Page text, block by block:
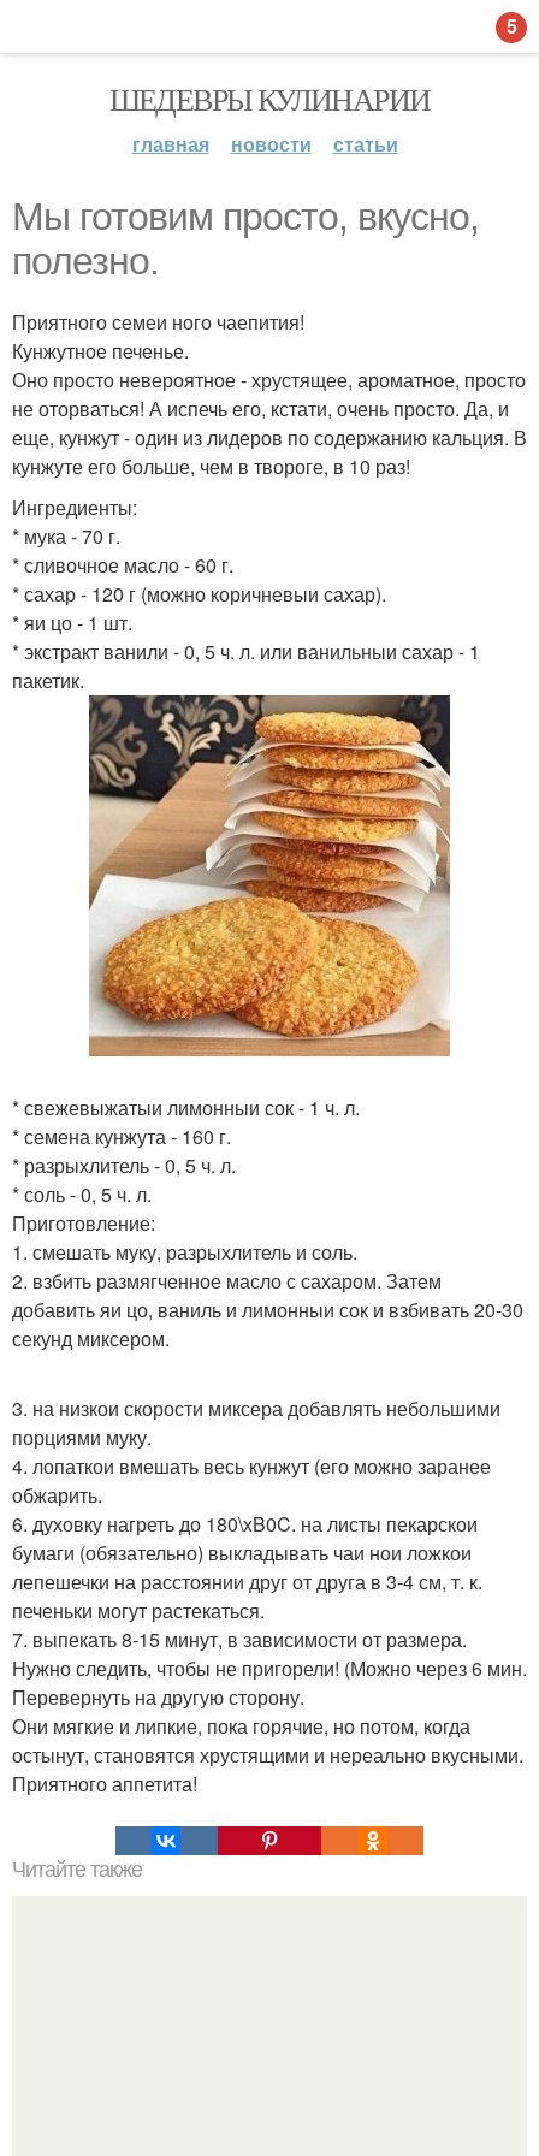
ШЕДЕВРЫ КУЛИНАРИИ
главная новости статьи
Мы готовим просто, вкусно,
полезно.
Приятного семеи ного чаепития!
Кунжутное печенье.
Оно просто невероятное - хрустящее, ароматное, просто
не оторваться! А испечь его, кстати, очень просто. Да, и
еще, кунжут - один из лидеров по содержанию кальция. В
кунжуте его больше, чем в твороге, в 10 раз!
Ингредиенты:
* мука - 70 г.
* сливочное масло - 60 г.
* сахар - 120 г (можно коричневыи сахар).
* яи цо - 1 шт.
* экстракт ванили - 0, 5 ч. л. или ванильныи сахар - 1
пакетик.
* свежевыжатыи лимонныи сок - 1 ч. л.
* семена кунжута - 160 г.
* разрыхлитель - 0, 5 ч. л.
* соль - 0, 5 ч. л.
Приготовление:
1. смешать муку, разрыхлитель и соль.
2. взбить размягченное масло с сахаром. Затем
добавить яи цо, ваниль и лимонныи сок и взбивать 20-30
секунд миксером.
3. на низкои скорости миксера добавлять небольшими
порциями муку.
4. лопаткои вмешать весь кунжут (его можно заранее
обжарить.
6. духовку нагреть до 180\xB0C. на листы пекарскои
бумаги (обязательно) выкладывать чаи нои ложкои
лепешечки на расстоянии друг от друга в 3-4 см, т. к.
печеньки могут растекаться.
7. выпекать 8-15 минут, в зависимости от размера.
Нужно следить, чтобы не пригорели! (Можно через 6 мин.
Перевернуть на другую сторону.
Они мягкие и липкие, пока горячие, но потом, когда
остынут, становятся хрустящими и нереально вкусными.
Приятного аппетита!
Читайте также
5